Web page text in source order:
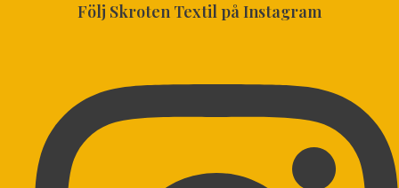
Följ Skroten Textil på Instagram